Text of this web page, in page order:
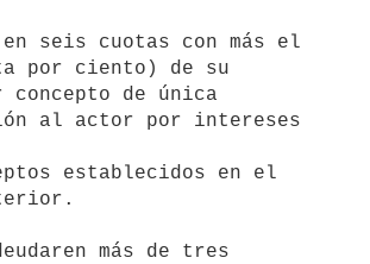
seis cuotas con más el
por ciento) de su
concepto de única
al actor por intereses
establecidos en el
más de tres